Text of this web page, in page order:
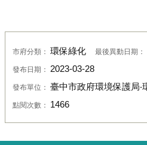
市府分類： 環保綠化 最後異動日期：
發布日期： 2023-03-28
發布單位： 臺中市政府環境保護局‧
點閱次數： 1466